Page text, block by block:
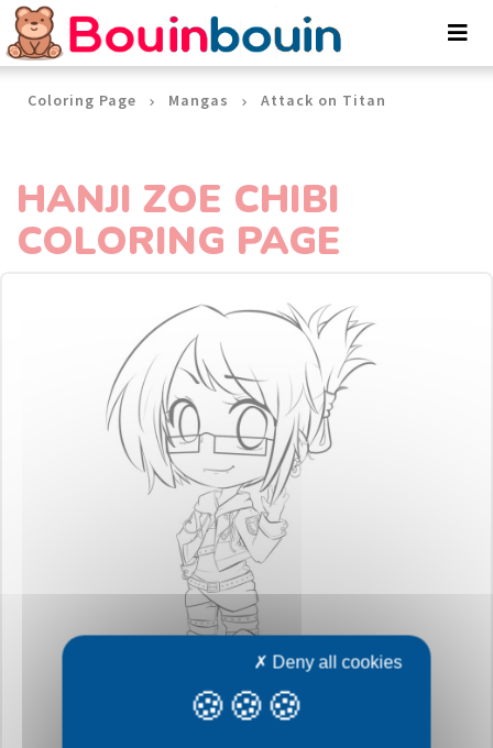
Coloring Page Mangas Attack on Titan
HANJI ZOE CHIBI
COLORING PAGE
Cookies management panel
Deny all cookies